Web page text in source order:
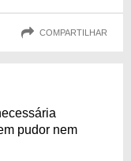
COMPARTILHAR
pudor nem